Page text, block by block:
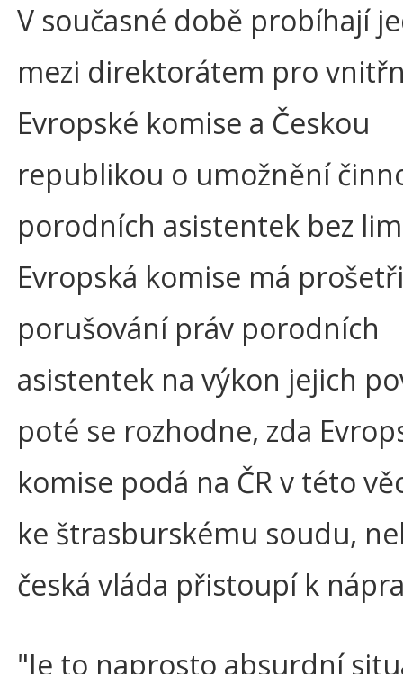
V současné době probíhají
mezi direktorátem pro
Evropské komise a Českou
republikou o umožnění
porodních asistentek bez
Evropská komise má
porušování práv porodních
asistentek na výkon jejich
poté se rozhodne, zda
komise podá na ČR v této
ke štrasburskému soudu,
česká vláda přistoupí k
"Je to naprosto absurdní